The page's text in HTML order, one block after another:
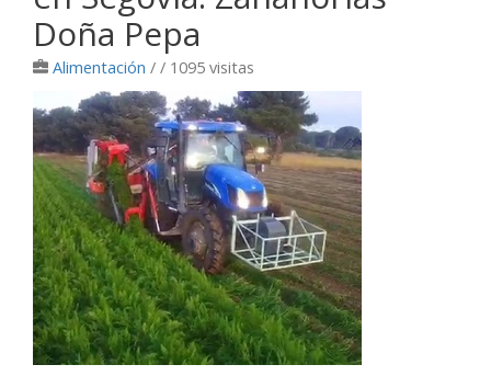
Doña Pepa
Alimentación / / 1095 visitas